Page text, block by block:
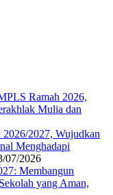
Ramah 2026,
Mulia dan
2026/2027, Wujudkan
Menghadapi
07/2026
Membangun
yang Aman,